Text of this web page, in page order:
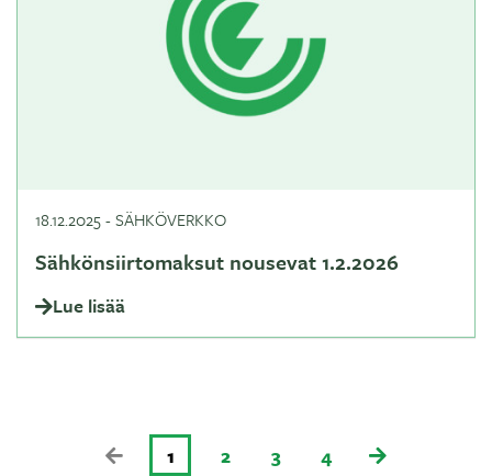
18.12.2025-SÄHKÖVERKKO
Sähkönsiirtomaksut nousevat 1.2.2026
Lue lisää
1 2 3 4